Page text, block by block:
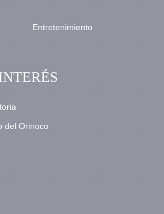
Entretenimiento
del Orinoco